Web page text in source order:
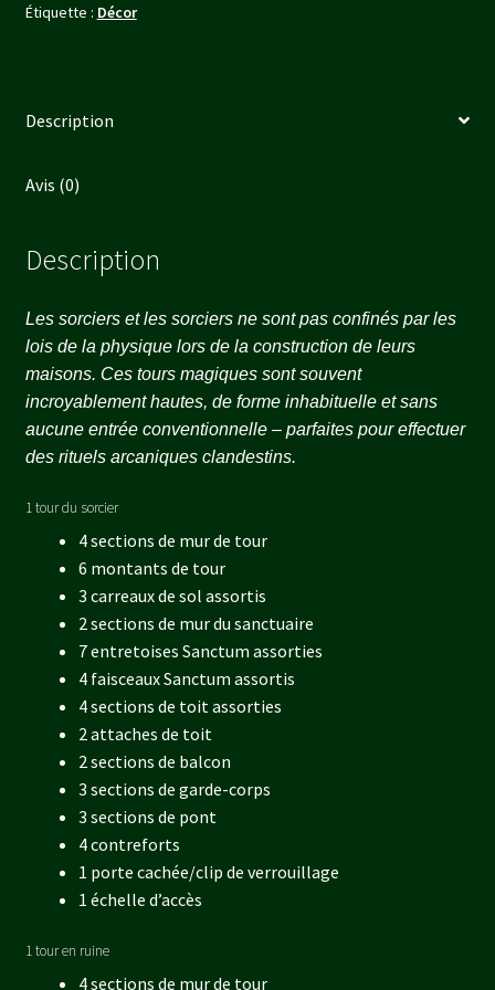
CORE
Étiquette : Décor
Description
Avis (0)
Description
Les sorciers et les sorciers ne sont pas confinés par les
lois de la physique lors de la construction de leurs
maisons. Ces tours magiques sont souvent
incroyablement hautes, de forme inhabituelle et sans
aucune entrée conventionnelle – parfaites pour effectuer
des rituels arcaniques clandestins.
1 tour du sorcier
4 sections de mur de tour
6 montants de tour
3 carreaux de sol assortis
2 sections de mur du sanctuaire
7 entretoises Sanctum assorties
4 faisceaux Sanctum assortis
4 sections de toit assorties
2 attaches de toit
2 sections de balcon
3 sections de garde-corps
3 sections de pont
4 contreforts
1 porte cachée/clip de verrouillage
1 échelle d’accès
1 tour en ruine
4 sections de mur de tour